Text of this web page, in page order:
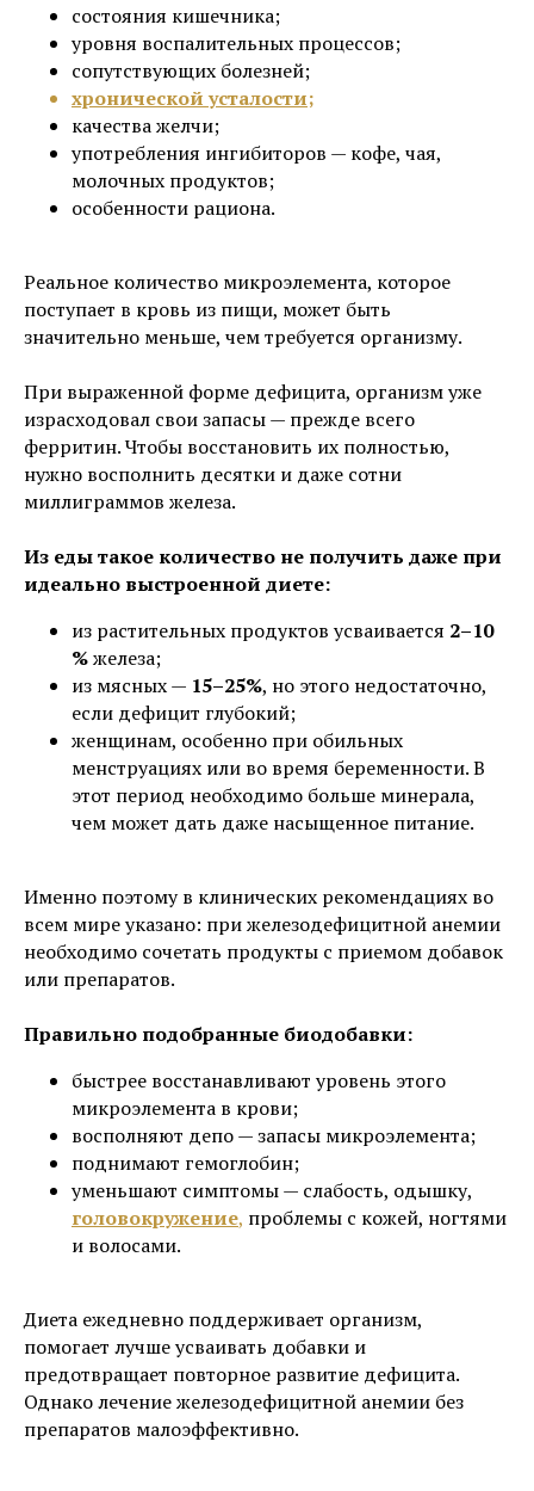
состояния кишечника;
уровня воспалительных процессов;
сопутствующих болезней;
хронической усталости;
качества желчи;
употребления ингибиторов — кофе, чая,
молочных продуктов;
особенности рациона.
Реальное количество микроэлемента, которое
поступает в кровь из пищи, может быть
значительно меньше, чем требуется организму.
При выраженной форме дефицита, организм уже
израсходовал свои запасы — прежде всего
ферритин. Чтобы восстановить их полностью,
нужно восполнить десятки и даже сотни
миллиграммов железа.
Из еды такое количество не получить даже при
идеально выстроенной диете:
из растительных продуктов усваивается 2–10
%железа;
из мясных — 15–25%, но этого недостаточно,
если дефицит глубокий;
женщинам, особенно при обильных
менструациях или во время беременности. В
этот период необходимо больше минерала,
чем может дать даже насыщенное питание.
Именно поэтому в клинических рекомендациях во
всем мире указано: при железодефицитной анемии
необходимо сочетать продукты с приемом добавок
или препаратов.
Правильно подобранные биодобавки:
быстрее восстанавливают уровень этого
микроэлемента в крови;
восполняют депо — запасы микроэлемента;
поднимают гемоглобин;
уменьшают симптомы — слабость, одышку,
головокружение, проблемы с кожей, ногтями
и волосами.
Диета ежедневно поддерживает организм,
помогает лучше усваивать добавки и
предотвращает повторное развитие дефицита.
Однако лечение железодефицитной анемии без
препаратов малоэффективно.